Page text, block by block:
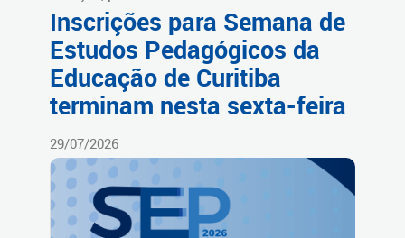
Inscrições para Semana de
Estudos Pedagógicos da
Educação de Curitiba
terminam nesta sexta-feira
29/07/2026